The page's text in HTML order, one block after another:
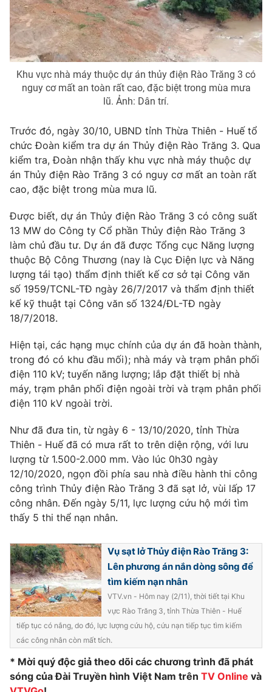
Thị trường 24h Tấm lòng Việt
VTV4 Vươn mình bằng AI
VTV8
Liên hệ tòa soạn English
Theo dõi báo trên
Cơ quan chủ quản:Đài Truyền hình Việt Nam
Cơ quan báo chí:
cấp ngày 29/12/2023
Tổng Biên tập:Vũ Thanh Thủy
Phó Tổng Biên tập:Nguyễn Thị Mỹ Hạnh, Phạm Quốc Thắng,
Nguyễn Trọng Ninh
Tổng đài VTV:024.38 355 931 - 024.38 355 932
Ðiện thoại Thời báo VTV:024.66 897 897
Email: toasoan@vtv.vn
Liên hệ quảng cáo:024-7300.7108
® Cấm sao chép dưới mọi hình thức nếu không có sự chấp
thuận bằng văn bản. Ghi rõ nguồn VTV.vn khi phát hành lại
thông tin từ website này.
Khu vực nhà máy thuộc dự án thủy điện Rào Trăng 3 có
nguy cơ mất an toàn rất cao, đặc biệt trong mùa mưa
lũ. Ảnh: Dân trí.
Trước đó, ngày 30/10, UBND tỉnh Thừa Thiên - Huế tổ
chức Đoàn kiểm tra dự án Thủy điện Rào Trăng 3. Qua
kiểm tra, Đoàn nhận thấy khu vực nhà máy thuộc dự
án Thủy điện Rào Trăng 3 có nguy cơ mất an toàn rất
cao, đặc biệt trong mùa mưa lũ.
Được biết, dự án Thủy điện Rào Trăng 3 có công suất
13 MW do Công ty Cổ phần Thủy điện Rào Trăng 3
làm chủ đầu tư. Dự án đã được Tổng cục Năng lượng
thuộc Bộ Công Thương (nay là Cục Điện lực và Năng
lượng tái tạo) thẩm định thiết kế cơ sở tại Công văn
số 1959/TCNL-TĐ ngày 26/7/2017 và thẩm định thiết
kế kỹ thuật tại Công văn số 1324/ĐL-TĐ ngày
18/7/2018.
Hiện tại, các hạng mục chính của dự án đã hoàn thành,
trong đó có khu đầu mối); nhà máy và trạm phân phối
điện 110 kV; tuyến năng lượng; lắp đặt thiết bị nhà
máy, trạm phân phối điện ngoài trời và trạm phân phối
điện 110 kV ngoài trời.
Như đã đưa tin, từ ngày 6 - 13/10/2020, tỉnh Thừa
Thiên - Huế đã có mưa rất to trên diện rộng, với lưu
lượng từ 1.500-2.000 mm. Vào lúc 0h30 ngày
12/10/2020, ngọn đồi phía sau nhà điều hành thi công
công trình Thủy điện Rào Trăng 3 đã sạt lở, vùi lấp 17
công nhân. Đến ngày 5/11, lực lượng cứu hộ mới tìm
thấy 5 thi thể nạn nhân.
Vụ sạt lở Thủy điện Rào Trăng 3:
Lên phương án nắn dòng sông để
tìm kiếm nạn nhân
VTV.vn - Hôm nay (2/11), thời tiết tại Khu
vực Rào Trăng 3, tỉnh Thừa Thiên - Huế
tiếp tục có nắng, do đó, lực lượng cứu hộ, cứu nạn tiếp tục tìm kiếm
các công nhân còn mất tích.
* Mời quý độc giả theo dõi các chương trình đã phát
sóng của Đài Truyền hình Việt Nam trên TV Online và